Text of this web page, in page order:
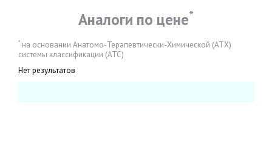
Аналоги по цене*
* на основании Анатомо-Терапевтически-Химической (АТХ)
системы классификации (АТС)
Нет результатов